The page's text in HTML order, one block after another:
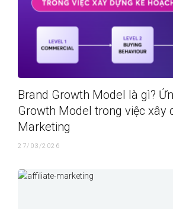
Brand Growth Model là gì?
Growth Model trong việc xây
Marketing
27/03/2026